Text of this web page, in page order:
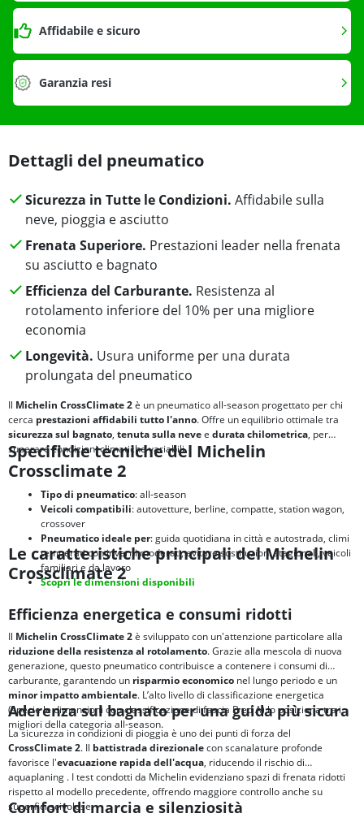
Affidabile e sicuro
Garanzia resi
Dettagli del pneumatico
Sicurezza in Tutte le Condizioni. Affidabile sulla
neve, pioggia e asciutto
Frenata Superiore. Prestazioni leader nella frenata
su asciutto e bagnato
Efficienza del Carburante. Resistenza al
rotolamento inferiore del 10% per una migliore
economia
Longevità. Usura uniforme per una durata
prolungata del pneumatico
Il Michelin CrossClimate 2è un pneumatico all-season progettato per chi
cerca prestazioni affidabili tutto l'anno. Offre un equilibrio ottimale tra
sicurezza sul bagnato, tenuta sulla nevee durata chilometrica, per
superare condizioni climatiche variabili.
Specifiche tecniche del Michelin
Crossclimate 2
Tipo di pneumatico: all-season
Veicoli compatibili: autovetture, berline, compatte, station wagon,
crossover
Pneumatico ideale per: guida quotidiana in città e autostrada, climi
temperati con inverni moderati, evitare sostituzioni stagionali, veicoli
familiari e da lavoro
Scopri le dimensioni disponibili
Le caratteristiche principali del Michelin
Crossclimate 2
Efficienza energetica e consumi ridotti
Il Michelin CrossClimate 2è sviluppato con un'attenzione particolare alla
riduzione della resistenza al rotolamento. Grazie alla mescola di nuova
generazione, questo pneumatico contribuisce a contenere i consumi di
carburante, garantendo un risparmio economico nel lungo periodo e un
minor impatto ambientale. L’alto livello di classificazione energetica
(specie le dimensioni con classificazione di fascia B ed A) lo posiziona tra i
migliori della categoria all-season.
Aderenza sul bagnato per una guida più sicura
La sicurezza in condizioni di pioggia è uno dei punti di forza del
CrossClimate 2. Il battistrada direzionalecon scanalature profonde
favorisce l'evacuazione rapida dell'acqua, riducendo il rischio di
aquaplaning . I test condotti da Michelin evidenziano spazi di frenata ridotti
rispetto al modello precedente, offrendo maggiore controllo anche su
superfici scivolose.
Comfort di marcia e silenziosità